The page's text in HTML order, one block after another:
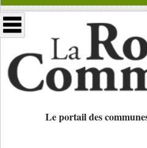
Le portail des